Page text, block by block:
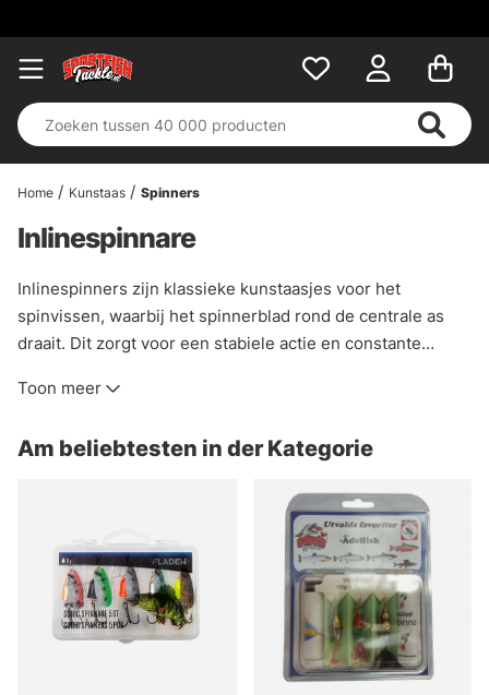
Home Kunstaas Spinners
Inlinespinnare
Inlinespinners zijn klassieke kunstaasjes voor het
spinvissen, waarbij het spinnerblad rond de centrale as
draait. Dit zorgt voor een stabiele actie en constante
Toon meer
Am beliebtesten in der Kategorie